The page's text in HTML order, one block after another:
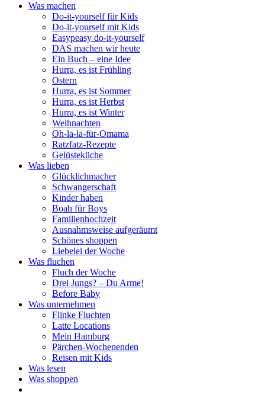
Was machen
Do-it-yourself für Kids
Do-it-yourself mit Kids
Easypeasy do-it-yourself
DAS machen wir heute
Ein Buch – eine Idee
Hurra, es ist Frühling
Ostern
Hurra, es ist Sommer
Hurra, es ist Herbst
Hurra, es ist Winter
Weihnachten
Oh-la-la-für-Omama
Ratzfatz-Rezepte
Gelüsteküche
Was lieben
Glücklichmacher
Schwangerschaft
Kinder haben
Boah für Boys
Familienhochzeit
Ausnahmsweise aufgeräumt
Schönes shoppen
Liebelei der Woche
Was fluchen
Fluch der Woche
Drei Jungs? – Du Arme!
Before Baby
Was unternehmen
Flinke Fluchten
Latte Locations
Mein Hamburg
Pärchen-Wochenenden
Reisen mit Kids
Was lesen
Was shoppen